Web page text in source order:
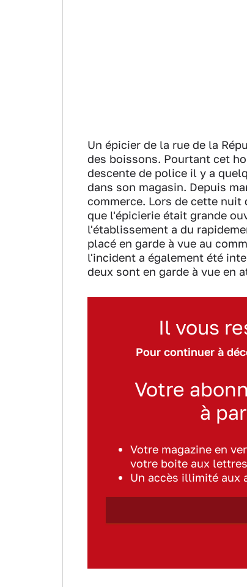
Un épicier de la rue de la
des boissons. Pourtant cet
descente de police il y a
dans son magasin. Depuis
commerce. Lors de cette
que l'épicierie était grande
l'établissement a du
placé en garde à vue au
l'incident a également été
deux sont en garde à vue en
Il vous
Pour continuer à
Votre
à
Votre magazine en
votre boite aux
Un accès illimité aux